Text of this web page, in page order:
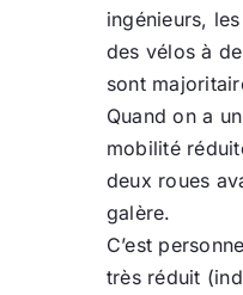
ingénieurs, les
des vélos à
sont
Quand on a
mobilité
deux roues
galère.
C’est
très réduit